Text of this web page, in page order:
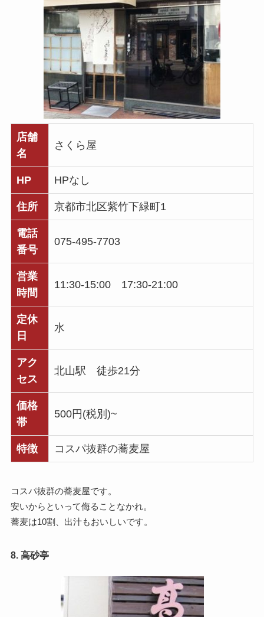
店舗
名
さくら屋
HP HPなし
住所 京都市北区紫竹下緑町1
電話
番号
075-495-7703
営業
時間
11:30-15:00 17:30-21:00
定休
日
水
アク
セス
北山駅 徒歩21分
価格
帯
500円(税別)~
特徴 コスパ抜群の蕎麦屋
コスパ抜群の蕎麦屋です。
安いからといって侮ることなかれ。
蕎麦は10割、出汁もおいしいです。
8. 高砂亭